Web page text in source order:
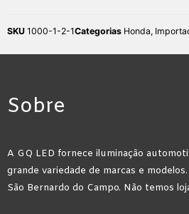
SKU 1000-1-2-1Categorias Honda,
Sobre
A GQ LED fornece iluminação
grande variedade de marcas e
São Bernardo do Campo. Não temos